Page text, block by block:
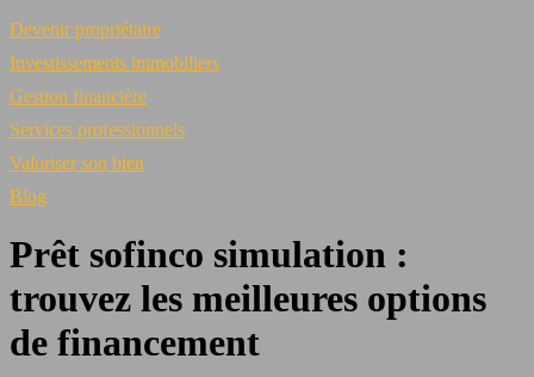
Devenir propriétaire
Investissements immobiliers
Gestion financière
Services professionnels
Valoriser son bien
Blog
Prêt sofinco simulation :
trouvez les meilleures options
de financement